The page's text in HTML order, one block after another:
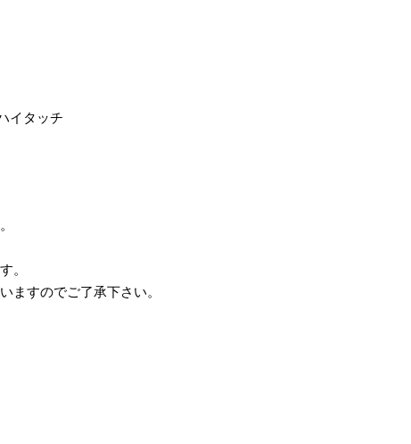
イタッチ
。
ますのでご了承下さい。